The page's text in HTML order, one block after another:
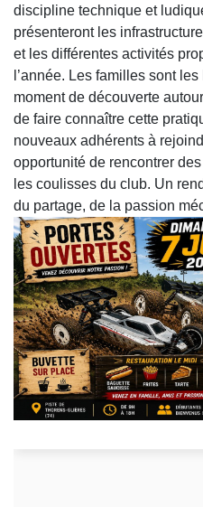
discipline technique et
présenteront les
et les différentes activités
l’année. Les familles sont
moment de découverte
de faire connaître cette
nouveaux adhérents à
opportunité de rencontrer
les coulisses du club. Un
du partage, de la passion